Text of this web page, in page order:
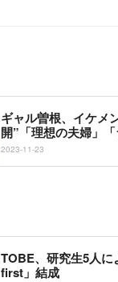
ギャル曽根、イケメ
開”「理想の夫婦」「
2023-11-23
TOBE、研究生5人
first」結成